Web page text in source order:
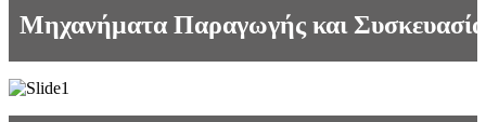
Μηχανήματα Παραγωγής και